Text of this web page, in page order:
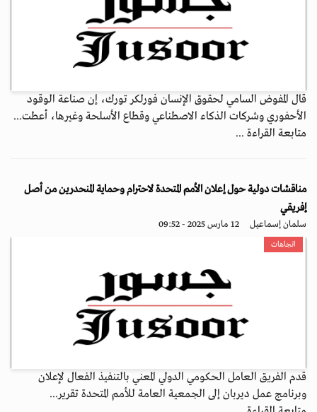
قال المفوض السامي لحقوق الإنسان فورلكر تورك، إن صناعة الوقود
الأحفوري وشركات الذكاء الاصطناعي وقطاع الأسلحة وغيرها، أعطت...
متابعة القراءة ...
مناقشات دولية حول إعلان الأمم المتحدة لاحترام وحماية المنحدرين من أصل
إفريقي
سلمان إسماعيل 12 مارس 2025 - 09:52
اتجاهات
قدم الفريق العامل الحكومي الدولي المعني بالتنفيذ الفعال لإعلان
وبرنامج عمل ديربان إلى الجمعية العامة للأمم المتحدة تقرير...